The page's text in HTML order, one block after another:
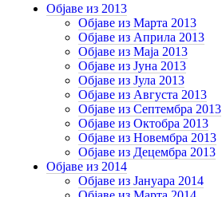
Објаве из 2013
Објаве из Марта 2013
Објаве из Априла 2013
Објаве из Маја 2013
Објаве из Јунa 2013
Објаве из Јула 2013
Објаве из Августа 2013
Објаве из Септембра 2013
Објаве из Октобра 2013
Објаве из Новембра 2013
Објаве из Децембра 2013
Објаве из 2014
Објаве из Јануара 2014